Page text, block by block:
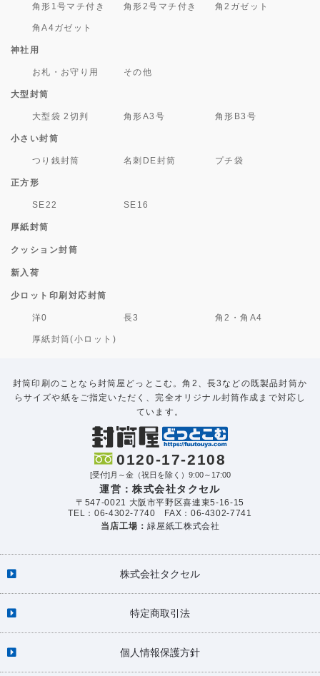
角形1号マチ付き 角形2号マチ付き 角2ガゼット
角A4ガゼット
神社用
お札・お守り用 その他
大型封筒
大型袋 2切判 角形A3号 角形B3号
小さい封筒
つり銭封筒 名刺DE封筒 プチ袋
正方形
SE22 SE16
厚紙封筒
クッション封筒
新入荷
少ロット印刷対応封筒
洋0 長3 角2・角A4
厚紙封筒(小ロット)
封筒印刷のことなら封筒屋どっとこむ。角2、長3などの既製品封筒か
らサイズや紙をご指定いただく、完全オリジナル封筒作成まで対応し
ています。
0120-17-2108
[受付]月～金（祝日を除く）9:00～17:00
運営：株式会社タクセル
〒547-0021 大阪市平野区喜連東5-16-15
TEL：06-4302-7740 FAX：06-4302-7741
当店工場：緑屋紙工株式会社
株式会社タクセル
特定商取引法
個人情報保護方針